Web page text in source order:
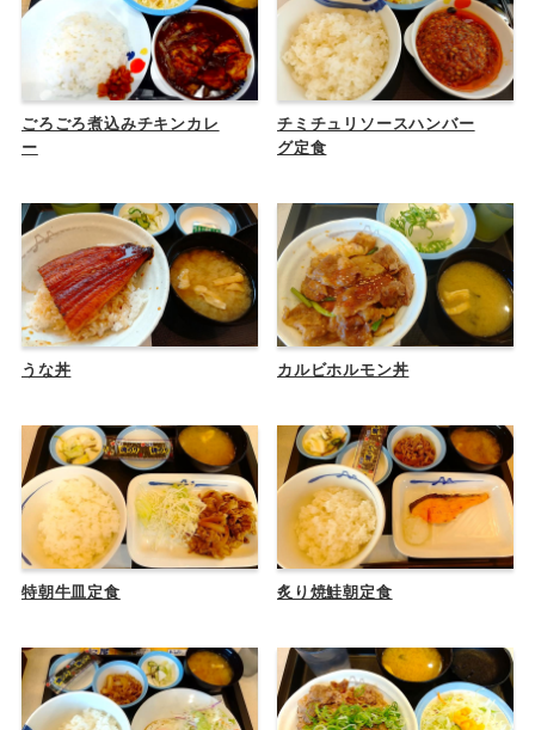
ごろごろ煮込みチキンカレ
ー
チミチュリソースハンバー
グ定食
うな丼 カルビホルモン丼
特朝牛皿定食 炙り焼鮭朝定食